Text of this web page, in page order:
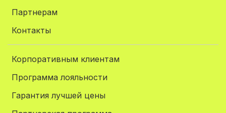
Партнерам
Контакты
Корпоративным клиентам
Программа лояльности
Гарантия лучшей цены